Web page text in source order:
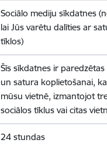
Sociālo mediju sīkdatnes
lai Jūs varētu dalīties ar
tīklos)
Šīs sīkdatnes ir
un satura koplietošanai,
mūsu vietnē, izmantojot
sociālos tīklus vai citas
24 stundas